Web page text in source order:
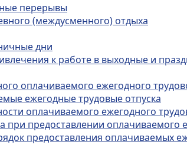
перерывы
(междусменного) отдыха
дни
к работе в выходные и
оплачиваемого ежегодного
ежегодные трудовые отпуска
оплачиваемого ежегодного
при предоставлении оплачиваемого
предоставления оплачиваемых